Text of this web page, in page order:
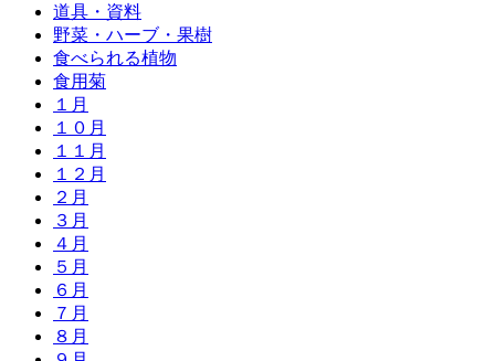
道具・資料
野菜・ハーブ・果樹
食べられる植物
食用菊
１月
１０月
１１月
１２月
２月
３月
４月
５月
６月
７月
８月